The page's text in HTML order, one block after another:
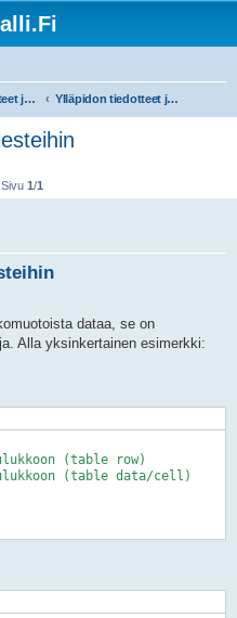
Foorumin tiedotteet ja ohjeet Ylläpidon tiedotteet ja foorumin ohjeet!
1/1
dataa, se on
Alla yksinkertainen esimerkki:
(table row)
(table data/cell)